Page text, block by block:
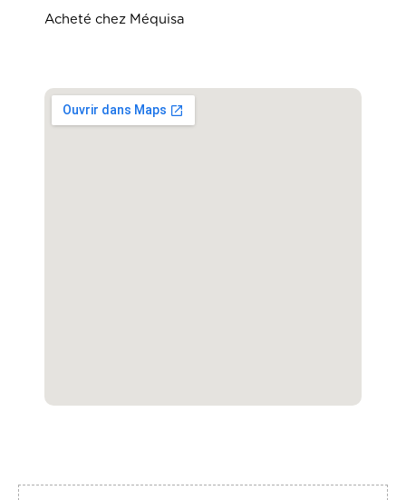
Acheté chez Méquisa